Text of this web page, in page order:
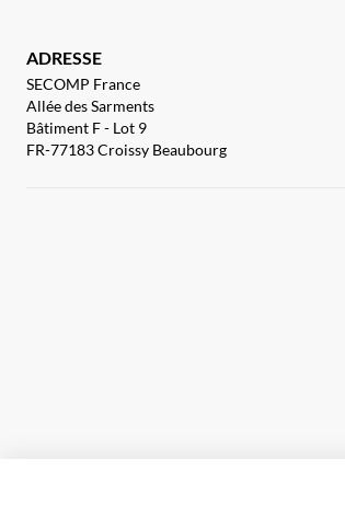
ADRESSE
SECOMP France
Allée des Sarments
Bâtiment F - Lot 9
FR-77183 Croissy Beaubourg